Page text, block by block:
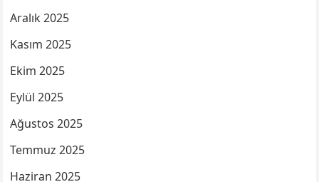
Aralık 2025
Kasım 2025
Ekim 2025
Eylül 2025
Ağustos 2025
Temmuz 2025
Haziran 2025